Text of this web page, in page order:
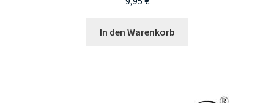
In den Warenkorb